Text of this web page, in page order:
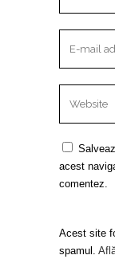
acest
comentez.
Acest site
spamul.